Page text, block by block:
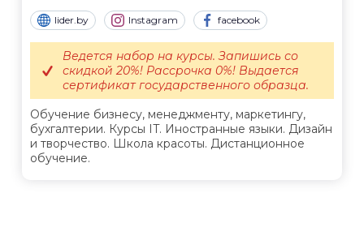
lider.by Instagram facebook
Обучение бизнесу, менеджменту, маркетингу,
бухгалтерии. Курсы IT. Иностранные языки. Дизайн
и творчество. Школа красоты. Дистанционное
обучение.
Ведется набор на курсы. Запишись со
скидкой 20%! Рассрочка 0%! Выдается
сертификат государственного образца.